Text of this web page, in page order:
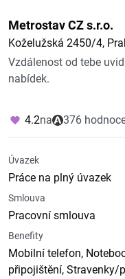
Metrostav CZ s.r.o.
Koželužská 2450/4,
Vzdálenost od tebe
nabídek.
4.2na 376
Úvazek
Práce na plný úvazek
Smlouva
Pracovní smlouva
Benefity
Mobilní telefon,
připojištění, Stravenky/